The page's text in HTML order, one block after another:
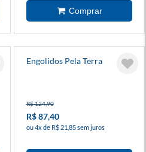
Engolidos Pela Terra
R$ 124,90
R$ 87,40
ou 4x de R$ 21,85 sem juros